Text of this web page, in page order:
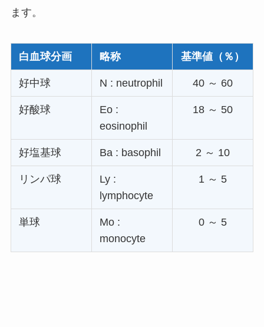
ます。
白血球分画 略称 基準値（％）
好中球 N : neutrophil 40 ～ 60
好酸球
Eo :
eosinophil
18 ～ 50
好塩基球 Ba : basophil 2 ～ 10
リンパ球
Ly :
lymphocyte
1 ～ 5
単球
Mo :
monocyte
0 ～ 5